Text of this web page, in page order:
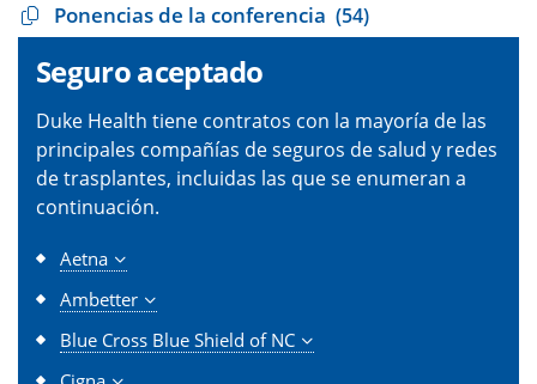
Ponencias de la conferencia (54)
Seguro aceptado
Duke Health tiene contratos con la mayoría de las
principales compañías de seguros de salud y redes
de trasplantes, incluidas las que se enumeran a
continuación.
Aetna
Ambetter
Blue Cross Blue Shield of NC